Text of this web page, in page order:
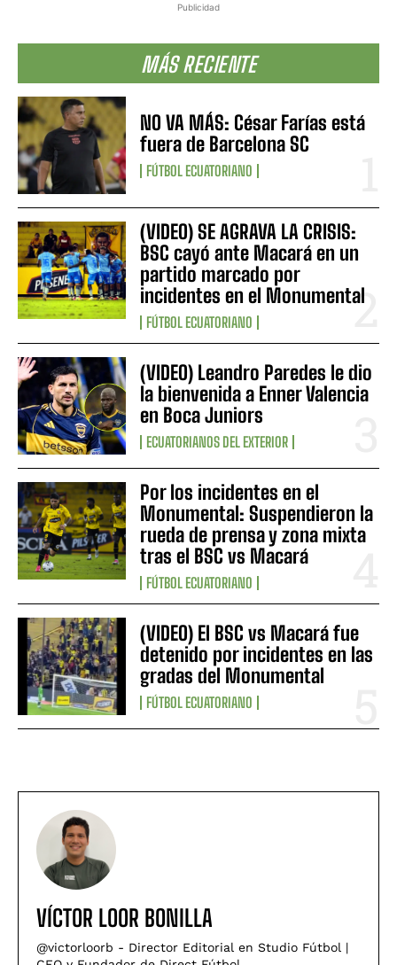
Publicidad
MÁS RECIENTE
NO VA MÁS: César Farías está
fuera de Barcelona SC
FÚTBOL ECUATORIANO
(VIDEO) SE AGRAVA LA CRISIS:
BSC cayó ante Macará en un
partido marcado por
incidentes en el Monumental
FÚTBOL ECUATORIANO
(VIDEO) Leandro Paredes le dio
la bienvenida a Enner Valencia
en Boca Juniors
ECUATORIANOS DEL EXTERIOR
Por los incidentes en el
Monumental: Suspendieron la
rueda de prensa y zona mixta
tras el BSC vs Macará
FÚTBOL ECUATORIANO
(VIDEO) El BSC vs Macará fue
detenido por incidentes en las
gradas del Monumental
FÚTBOL ECUATORIANO
VÍCTOR LOOR BONILLA
@victorloorb - Director Editorial en Studio Fútbol |